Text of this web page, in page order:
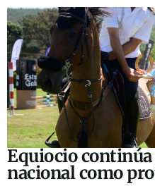
Equiocio
nacional como